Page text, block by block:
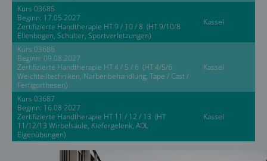
Kurs 03685
Beginn: 17.05.2027
Zertifizierte Handtherapie HT 9 / 10 / 8 (HT 9/10/8
Ellenbogen, Schulter, Sportverletzungen)
Kassel
Kurs 03686
Beginn: 09.08.2027
Zertifizierte Handtherapie HT 4 / 5 / 6 (HT 4/5/6
Weichteiltechniken, Narbenbehandlung, Tape / Cast /
Fertigorthesen)
Kassel
Kurs 03687
Beginn: 16.08.2027
Zertifizierte Handtherapie HT 11 / 12 / 13 (HT
11/12/13 Wirbelsäule, Kiefergelenk, ADL
Eigenübungen)
Kassel